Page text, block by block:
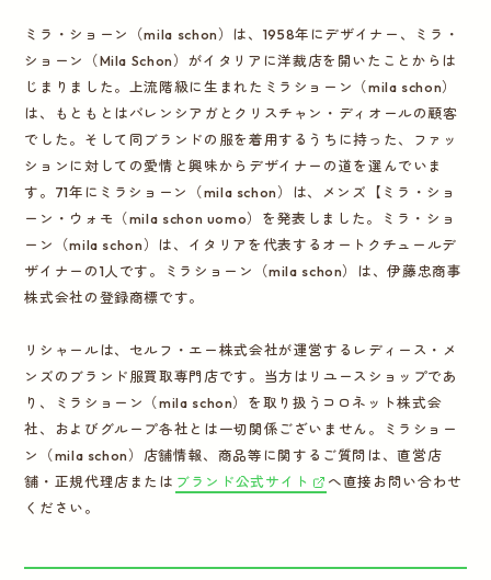
ミラ・ショーン（mila schon）は、1958年にデザイナー、ミラ・
ショーン（Mila Schon）がイタリアに洋裁店を開いたことからは
じまりました。上流階級に生まれたミラショーン（mila schon）
は、もともとはバレンシアガとクリスチャン・ディオールの顧客
でした。そして同ブランドの服を着用するうちに持った、ファッ
ションに対しての愛情と興味からデザイナーの道を選んでいま
す。71年にミラショーン（mila schon）は、メンズ【ミラ・ショ
ーン・ウォモ（mila schon uomo）を発表しました。ミラ・ショ
ーン（mila schon）は、イタリアを代表するオートクチュールデ
ザイナーの1人です。ミラショーン（mila schon）は、伊藤忠商事
株式会社の登録商標です。
リシャールは、セルフ・エー株式会社が運営するレディース・メ
ンズのブランド服買取専門店です。当方はリユースショップであ
り、ミラショーン（mila schon）を取り扱うコロネット株式会
社、およびグループ各社とは一切関係ございません。ミラショー
ン（mila schon）店舗情報、商品等に関するご質問は、直営店
舗・正規代理店または ブランド公式サイト
へ直接お問い合わせ
ください。